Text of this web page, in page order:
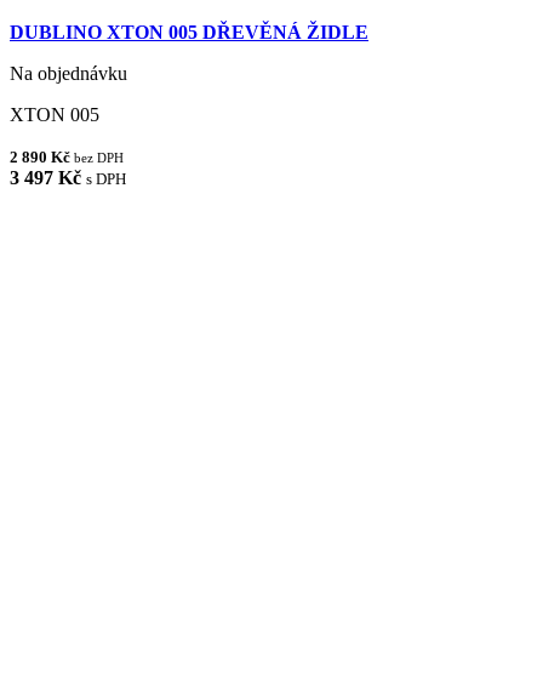
DUBLINO XTON 005 DŘEVĚNÁ ŽIDLE
Na objednávku
XTON 005
2 890 Kč bez DPH
3 497 Kč s DPH